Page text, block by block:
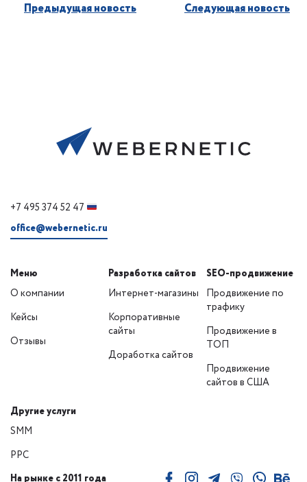
Предыдущая новость Следующая новость
+7 495 374 52 47
office@webernetic.ru
Меню
О компании
Кейсы
Отзывы
Разработка сайтов
Интернет-магазины
Корпоративные
сайты
Доработка сайтов
SEO-продвижение
Продвижение по
трафику
Продвижение в
ТОП
Продвижение
сайтов в США
Другие услуги
SMM
PPC
На рынке с 2011 года